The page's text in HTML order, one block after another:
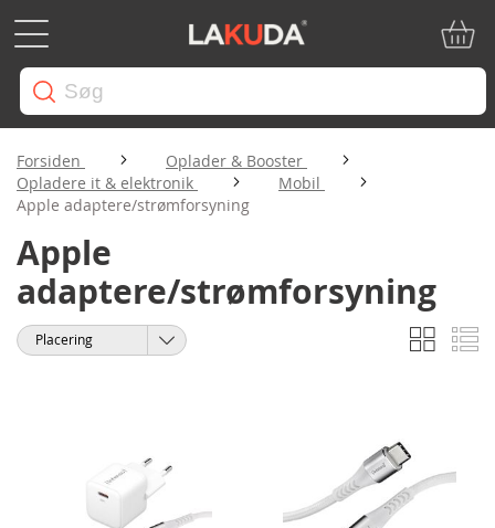
Forsiden
Oplader & Booster
Opladere it & elektronik
Mobil
Apple adaptere/strømforsyning
Apple
adaptere/strømforsyning
Vis
som
Gitter
Sorter